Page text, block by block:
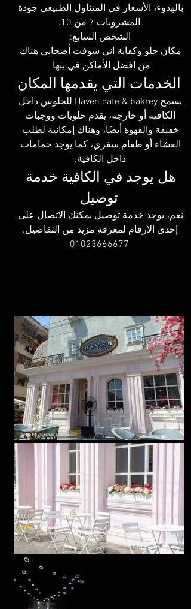
بالهدوء، الأسعار في المتناول الطبيعي جودة
المشروبات 7 من 10.
الشخص السابع:
مكان حلو وكفاية اني شوفت أصحابي هناك
من افضل الأماكن في بنها.
الخدمات التي يقدمها المكان
يسمح Haven cafe & bakrey للجلوس داخل
الكافية أو خارجه، يقدم حلويات ووجبات
خفيفة والقهوة أيضًا، وهناك إمكانية لطلب
العشاء أو طعام سفري، كما يوجد حمامات
داخل الكافية.
هل يوجد في الكافية خدمة
توصيل
نعم، يوجد خدمة توصيل يمكنك الاتصال على
إحدى الأرقام لمعرفة مزيد من التفاصيل.
01023666677